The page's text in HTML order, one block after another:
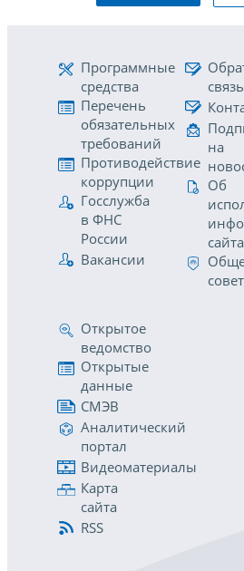
Программные
средства
Перечень
обязательных
требований
Противодействие
коррупции
Госслужба
в ФНС
России
Вакансии
связь
на
Об
сайта
совет
Открытое
ведомство
Открытые
данные
СМЭВ
Аналитический
портал
Видеоматериалы
Карта
сайта
RSS